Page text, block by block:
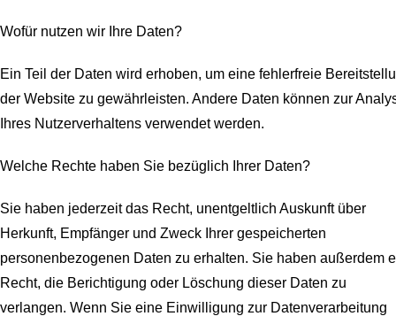
Wofür nutzen wir Ihre Daten?
Ein Teil der Daten wird erhoben, um eine fehlerfreie
der Website zu gewährleisten. Andere Daten können zur
Ihres Nutzerverhaltens verwendet werden.
Welche Rechte haben Sie bezüglich Ihrer Daten?
Sie haben jederzeit das Recht, unentgeltlich Auskunft über
Herkunft, Empfänger und Zweck Ihrer gespeicherten
personenbezogenen Daten zu erhalten. Sie haben außerdem
Recht, die Berichtigung oder Löschung dieser Daten zu
verlangen. Wenn Sie eine Einwilligung zur Datenverarbeitung